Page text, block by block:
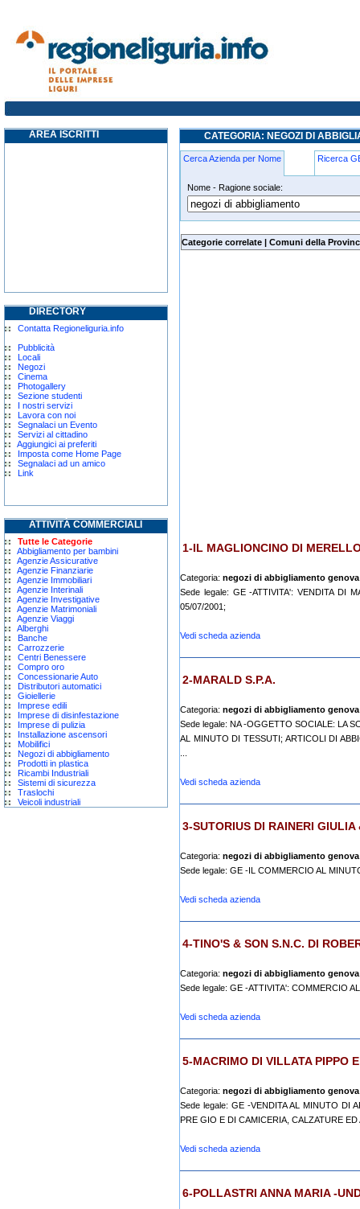
negozi-di-abbigliamento genova
AREA ISCRITTI
DIRECTORY
Contatta Regioneliguria.info
Pubblicità
Locali
Negozi
Cinema
Photogallery
Sezione studenti
I nostri servizi
Lavora con noi
Segnalaci un Evento
Servizi al cittadino
Aggiungici ai preferiti
Imposta come Home Page
Segnalaci ad un amico
Link
ATTIVITÀ COMMERCIALI
Tutte le Categorie
Abbigliamento per bambini
Agenzie Assicurative
Agenzie Finanziarie
Agenzie Immobiliari
Agenzie Interinali
Agenzie Investigative
Agenzie Matrimoniali
Agenzie Viaggi
Alberghi
Banche
Carrozzerie
Centri Benessere
Compro oro
Concessionarie Auto
Distributori automatici
Gioiellerie
Imprese edili
Imprese di disinfestazione
Imprese di pulizia
Installazione ascensori
Mobilifici
Negozi di abbigliamento
Prodotti in plastica
Ricambi Industriali
Sistemi di sicurezza
Traslochi
Veicoli industriali
CATEGORIA: NEGOZI DI
Cerca Azienda per Nome Ricerca
Nome - Ragione sociale:
negozi-di-abbigliamento genova
Categorie correlate | Comuni della
1-IL MAGLIONCINO DI
Categoria: negozi di abbigliamento genova
Sede legale: GE -ATTIVITA': VENDITA DI
05/07/2001;
Vedi scheda azienda
2-MARALD S.P.A.
Categoria: negozi di abbigliamento genova
Sede legale: NA -OGGETTO SOCIALE: LA
AL MINUTO DI TESSUTI; ARTICOLI DI
Vedi scheda azienda
3-SUTORIUS DI RAINERI GIULIA
Categoria: negozi di abbigliamento genova
Sede legale: GE -IL COMMERCIO AL
Vedi scheda azienda
4-TINO'S & SON S.N.C. DI
Categoria: negozi di abbigliamento genova
Sede legale: GE -ATTIVITA': COMMERCIO
Vedi scheda azienda
5-MACRIMO DI VILLATA PIPPO
Categoria: negozi di abbigliamento genova
Sede legale: GE -VENDITA AL MINUTO DI
PRE GIO E DI CAMICERIA, CALZATURE
Vedi scheda azienda
6-POLLASTRI ANNA MARIA -